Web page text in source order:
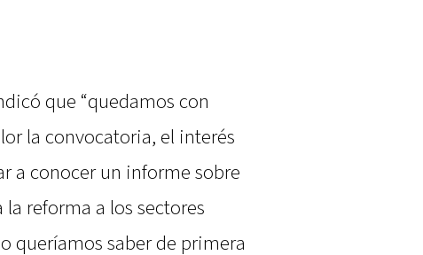
que “quedamos con
la convocatoria, el interés
a conocer un informe sobre
reforma a los sectores
queríamos saber de primera